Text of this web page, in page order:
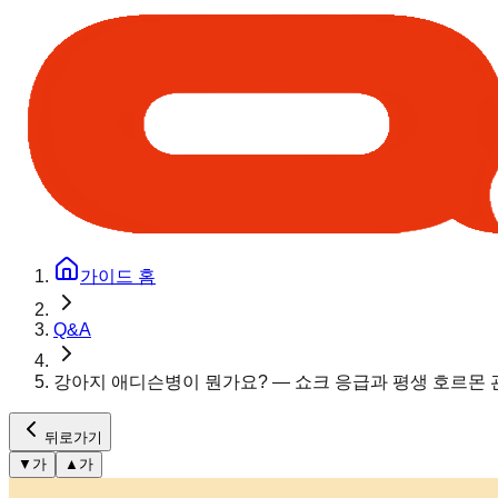
가이드 홈
Q&A
강아지 애디슨병이 뭔가요? — 쇼크 응급과 평생 호르몬
뒤로가기
▼ 가 ▲ 가